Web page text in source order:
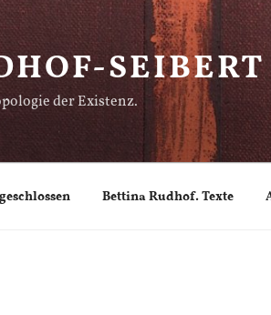
SEIBERT
der Existenz.
Bettina Rudhof. Texte